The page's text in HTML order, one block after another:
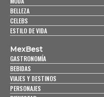
BELLEZA
CELEBS
ESTILO DE VIDA
MexBest
GASTRONOMÍA
BEBIDAS
VIAJES Y DESTINOS
PERSONAJES